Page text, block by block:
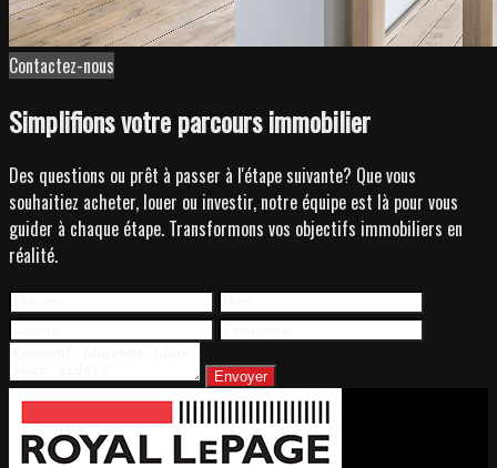
Contactez-nous
Simplifions votre parcours immobilier
Des questions ou prêt à passer à l'étape suivante? Que vous
souhaitiez acheter, louer ou investir, notre équipe est là pour vous
guider à chaque étape. Transformons vos objectifs immobiliers en
réalité.
Envoyer